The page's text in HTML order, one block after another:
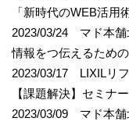
「新時代のWEB活用術
2023/03/24 マド本
情報をつ伝えるため
2023/03/17 LIXILリ
【課題解決】セミナ
2023/03/09 マド本